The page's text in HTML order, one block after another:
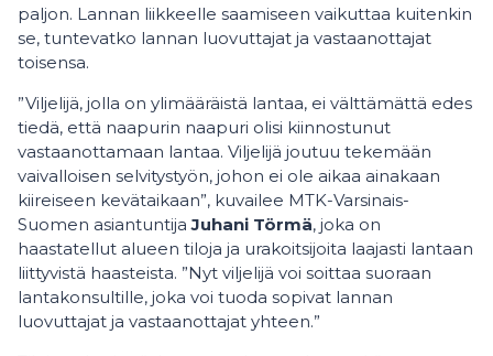
paljon. Lannan liikkeelle saamiseen vaikuttaa kuitenkin
se, tuntevatko lannan luovuttajat ja vastaanottajat
toisensa.
”Viljelijä, jolla on ylimääräistä lantaa, ei välttämättä edes
tiedä, että naapurin naapuri olisi kiinnostunut
vastaanottamaan lantaa. Viljelijä joutuu tekemään
vaivalloisen selvitystyön, johon ei ole aikaa ainakaan
kiireiseen kevätaikaan”, kuvailee MTK-Varsinais-
Suomen asiantuntijaJuhani Törmä, joka on
haastatellut alueen tiloja ja urakoitsijoita laajasti lantaan
liittyvistä haasteista. ”Nyt viljelijä voi soittaa suoraan
lantakonsultille, joka voi tuoda sopivat lannan
luovuttajat ja vastaanottajat yhteen.”